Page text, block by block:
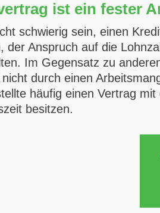
ist ein fester
schwierig sein, einen
der Anspruch auf die
Im Gegensatz zu
durch einen
häufig einen Vertrag
besitzen.